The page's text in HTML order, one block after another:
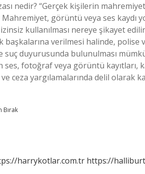
nedir? “Gerçek kişilerin
Mahremiyet, görüntü veya ses
izinsiz kullanılması nereye şikayet
başkalarına verilmesi halinde, polise
suç duyurusunda bulunulması
ses, fotoğraf veya görüntü
ceza yargılamalarında delil olarak
Bırak
harrykotlar.com.tr https://